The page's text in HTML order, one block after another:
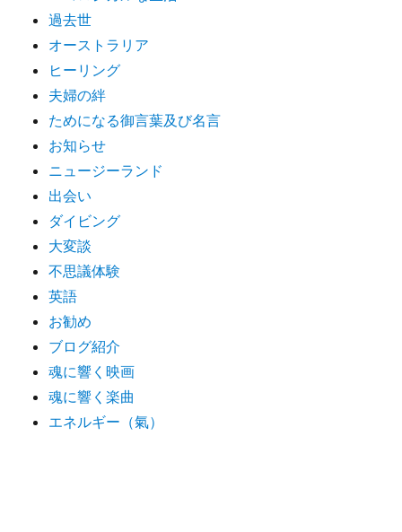
過去世
オーストラリア
ヒーリング
夫婦の絆
ためになる御言葉及び名言
お知らせ
ニュージーランド
出会い
ダイビング
大変談
不思議体験
英語
お勧め
ブログ紹介
魂に響く映画
魂に響く楽曲
エネルギー（氣）